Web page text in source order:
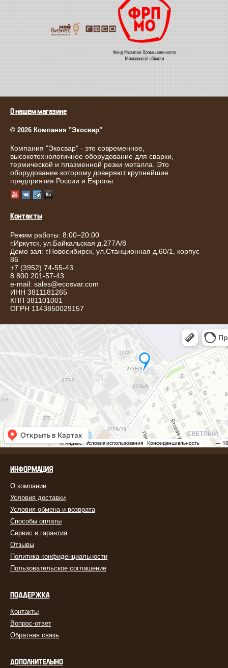
О нашем магазине
© 2026 Компания "Экосвар"
Компания "Экосвар" - это современное,
высокотехнологичное оборудование для сварки,
термической и плазменной резки металла. Это
оборудование которому доверяют крупнейшие
предприятия России и Европы.
Контакты
Режим работы: 8:00–20:00
г.Иркутск ул.Байкальская д.277А/8
Демо зал: г.Новосибирск, ул.Станционная д.60/1, корпус
86
+7 (3952) 74-55-43
8 800 201-57-43
e-mail: sales@ecosvar.com
ИНН 3811181265
КПП 381101001
ОГРН 1143850029157
ИНФОРМАЦИЯ
О компании
Условия доставки
Условия обмена и возврата
Способы оплаты
Сервис и гарантия
Отзывы
Политика конфиденциальности
Пользовательское соглашение
ПОДДЕРЖКА
Контакты
Вопрос-ответ
Обратная связь
ДОПОЛНИТЕЛЬНО